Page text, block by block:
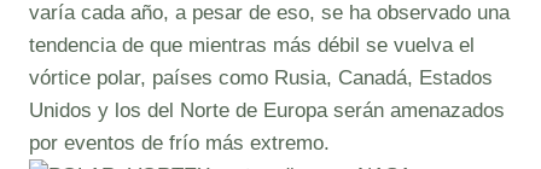
varía cada año, a pesar de eso, se ha observado una
tendencia de que mientras más débil se vuelva el
vórtice polar, países como Rusia, Canadá, Estados
Unidos y los del Norte de Europa serán amenazados
por eventos de frío más extremo.